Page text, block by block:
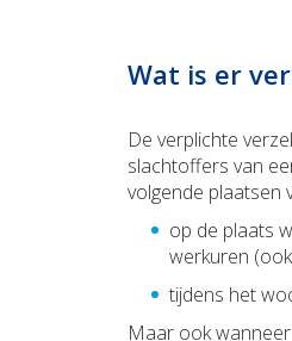
Wat is er
De verplichte
slachtoffers van
volgende plaatsen
op de plaats
werkuren
tijdens het
Maar ook